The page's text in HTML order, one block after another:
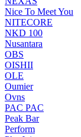
Nice To Meet You
NITECORE
NKD 100
Nusantara
OBS
OISHII
OLE
Oumier
Ovns
PAC PAC
Peak Bar
Perform